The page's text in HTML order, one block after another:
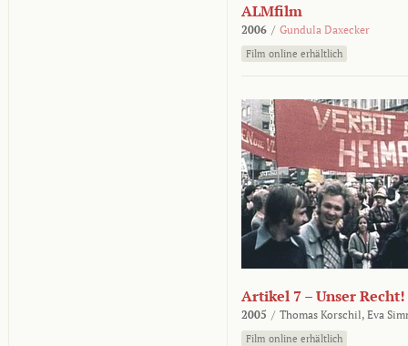
ALMfilm
2006 / Gundula Daxecker
Film online erhältlich
Artikel 7 – Unser Recht!
2005 / Thomas Korschil, Eva
Film online erhältlich